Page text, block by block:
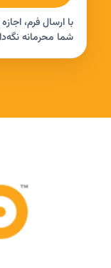
با ارسال فرم،
شما محرمانه